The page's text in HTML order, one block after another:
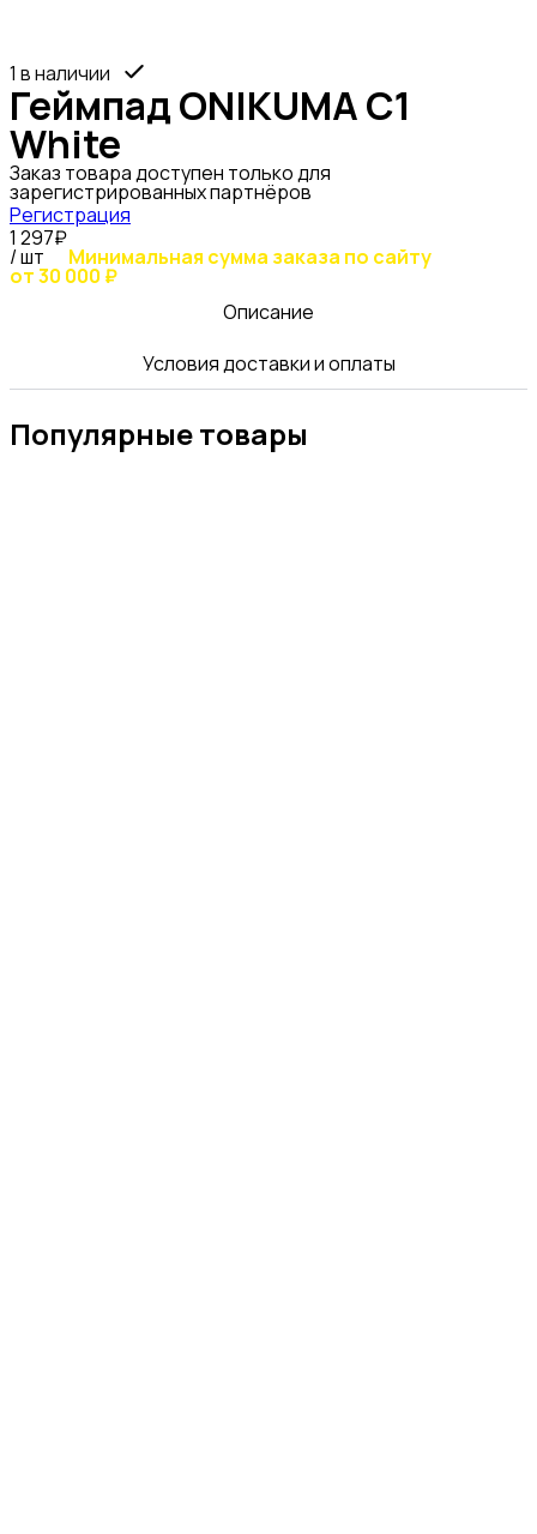
1 в наличии
Геймпад ONIKUMA С1
White
Заказ товара доступен только для
зарегистрированных партнёров
Регистрация
1 297₽
/ шт Минимальная сумма заказа по сайту
от 30 000 ₽
Описание
Условия доставки и оплаты
Популярные товары